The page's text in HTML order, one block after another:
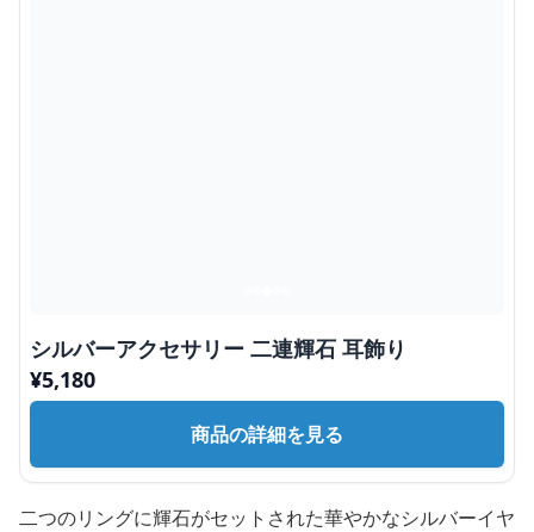
シルバーアクセサリー 二連輝石 耳飾り
¥5,180
商品の詳細を見る
二つのリングに輝石がセットされた華やかなシルバーイヤ